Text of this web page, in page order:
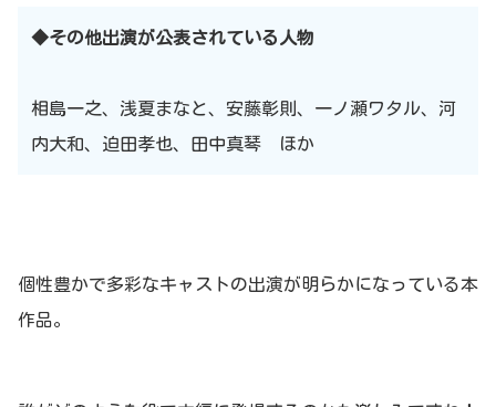
◆その他出演が公表されている人物
相島一之、浅夏まなと、安藤彰則、一ノ瀬ワタル、河
内大和、迫田孝也、田中真琴 ほか
個性豊かで多彩なキャストの出演が明らかになっている本
作品。